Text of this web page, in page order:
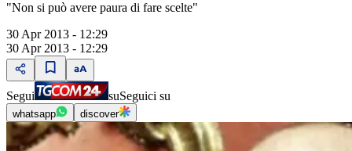
"Non si può avere paura di fare scelte"
30 Apr 2013 - 12:29
30 Apr 2013 - 12:29
Segui suSeguici su
whatsapp discover